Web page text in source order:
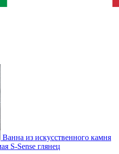
Ванна из искусственного камня
S-Sense глянец